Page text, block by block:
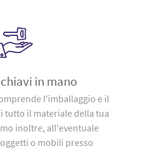
in mano
l'imballaggio e il
tutto il materiale della tua
inoltre, all'eventuale
o mobili presso